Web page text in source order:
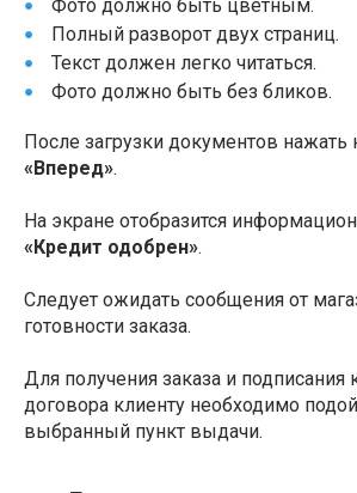
Фото должно быть цветным.
Полный разворот двух страниц.
Текст должен легко читаться.
Фото должно быть без бликов.
После загрузки документов нажать
«Вперед».
На экране отобразится
«Кредит одобрен».
Следует ожидать сообщения от
готовности заказа.
Для получения заказа и подписания
договора клиенту необходимо
выбранный пункт выдачи.